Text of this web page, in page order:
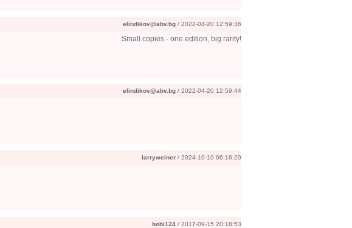
elindikov@abv.bg / 2022-04-20 12:59:36
Small copies - one edition, big rarity!
elindikov@abv.bg / 2022-04-20 12:59:44
larryweiner / 2024-10-10 06:16:20
bobi124 / 2017-09-15 20:18:53